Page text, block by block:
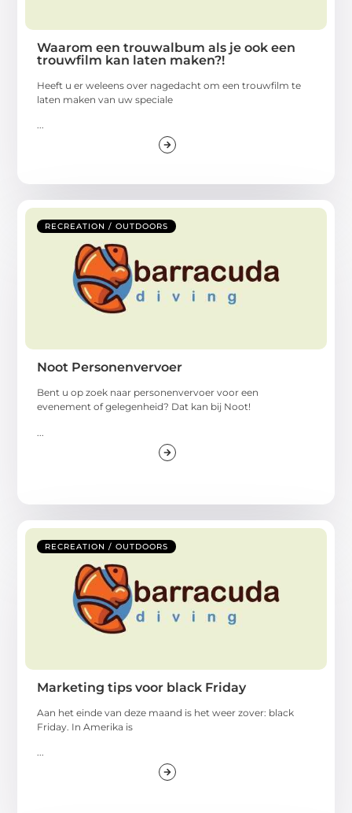
Waarom een trouwalbum als je ook een
trouwfilm kan laten maken?!
Heeft u er weleens over nagedacht om een trouwfilm te
laten maken van uw speciale
...
RECREATION / OUTDOORS
Noot Personenvervoer
Bent u op zoek naar personenvervoer voor een
evenement of gelegenheid? Dat kan bij Noot!
RECREATION / OUTDOORS
Marketing tips voor black Friday
Aan het einde van deze maand is het weer zover: black
Friday. In Amerika is
...